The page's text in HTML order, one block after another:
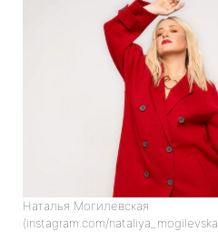
Наталья Могилевская
(instagram.com/